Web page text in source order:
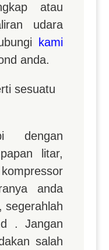
atau
udara
kami
anda.
sesuatu
dengan
litar,
anda
segerahlah
. Jangan
salah